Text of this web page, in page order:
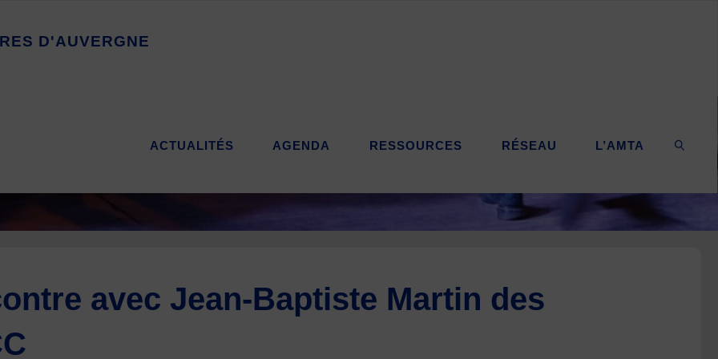
RES D'AUVERGNE
ACTUALITÉS AGENDA RESSOURCES RÉSEAU L’AMTA
avec Jean-Baptiste Martin des